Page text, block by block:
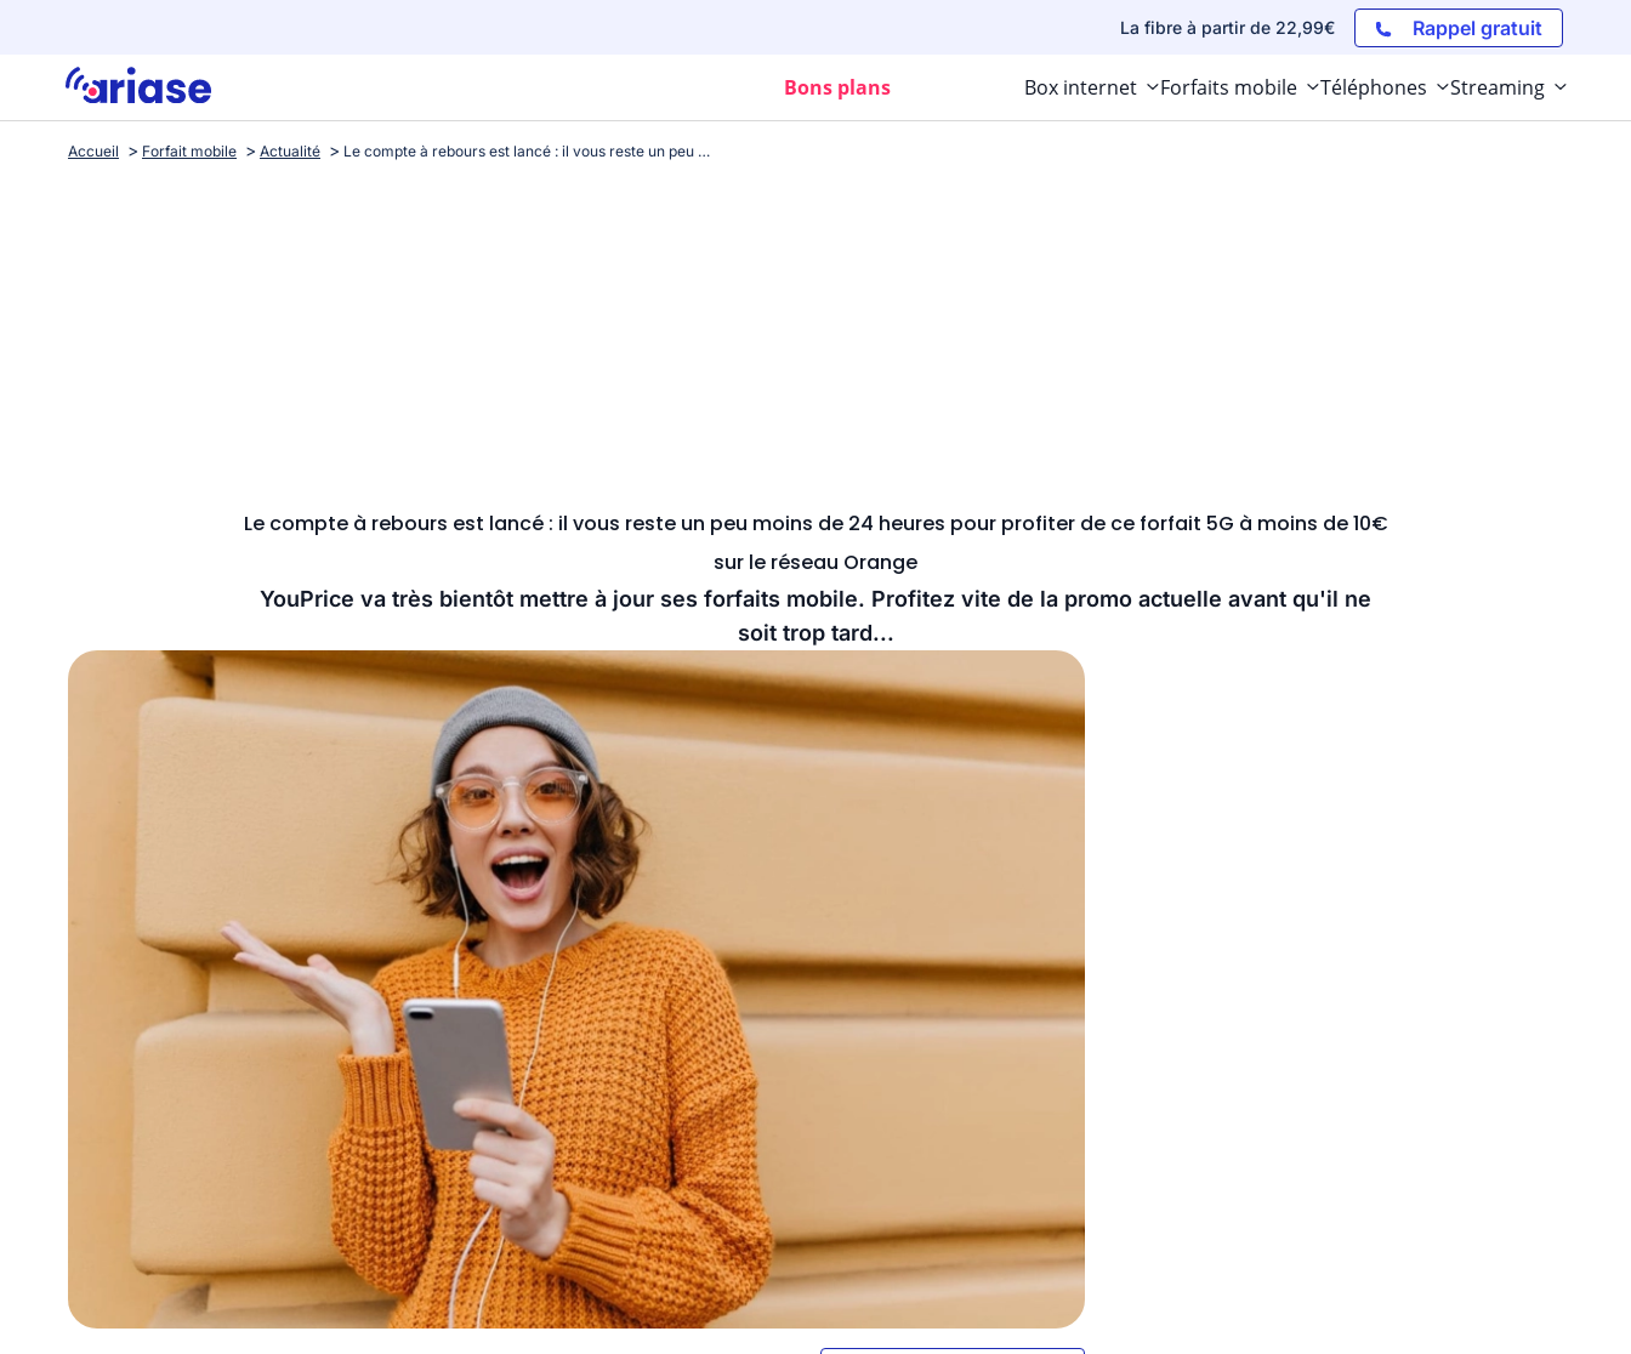
La fibre à partir de 22,99€ Rappel gratuit
Bons plans Box internet Forfaits mobile Téléphones Streaming
Accueil Forfait mobile Actualité Le compte à rebours est lancé : il vous reste un peu moins de 24 heures pour profiter de ce forfait 5G à moins de 10€ sur le réseau Orange
Le compte à rebours est lancé : il vous reste un peu moins de 24 heures pour profiter de ce forfait 5G à moins de 10€
sur le réseau Orange
YouPrice va très bientôt mettre à jour ses forfaits mobile. Profitez vite de la promo actuelle avant qu'il ne
soit trop tard...